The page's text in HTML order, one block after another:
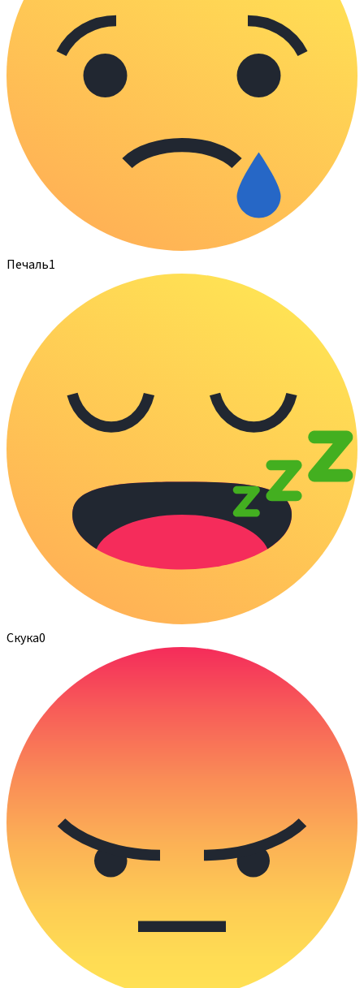
Печаль1
Скука0